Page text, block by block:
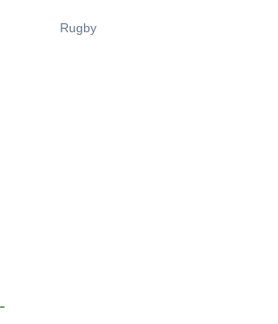
Rugby